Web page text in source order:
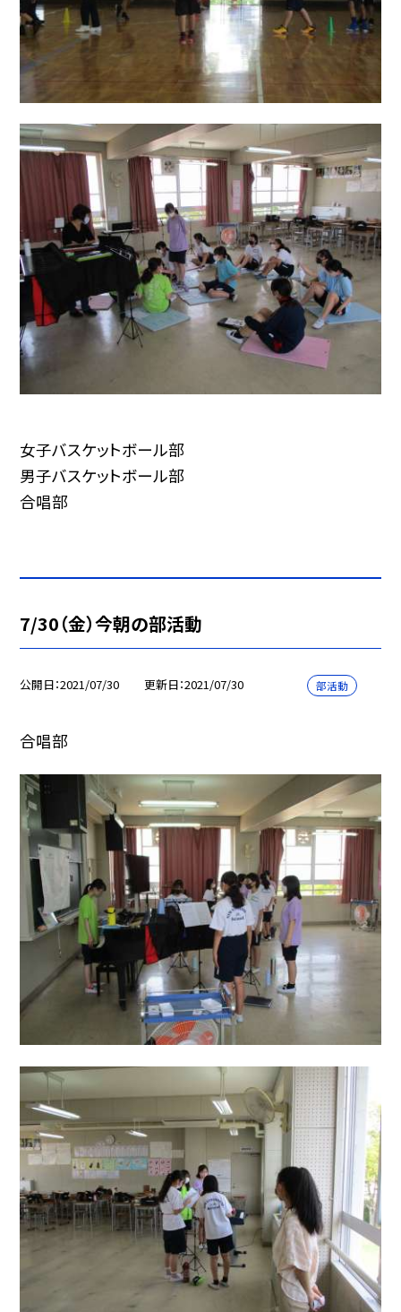
女子バスケットボール部
男子バスケットボール部
合唱部
7/30（金）今朝の部活動
公開日 2021/07/30 更新日 2021/07/30 部活動
合唱部